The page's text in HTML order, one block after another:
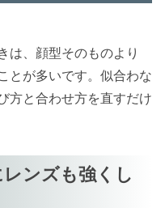
は、顔型そのものより
とが多いです。似合わな
方と合わせ方を直すだけ
ンズも強くし